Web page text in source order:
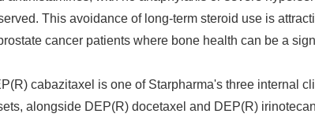
This avoidance of long-term steroid use is
cancer patients where bone health can be a
cabazitaxel is one of Starpharma's three internal
alongside DEP(R) docetaxel and DEP(R)